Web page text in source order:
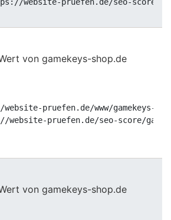
pruefen.de/www/gamekeys-
pruefen.de/seo-score/